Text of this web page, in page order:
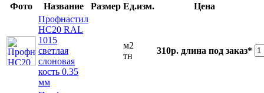
Фото
Название Размер Ед.изм.
Цена
Профнастил
НС20 RAL
1015
светлая
слоновая
кость 0.35
мм
м2
тн
310р. длина под заказ*